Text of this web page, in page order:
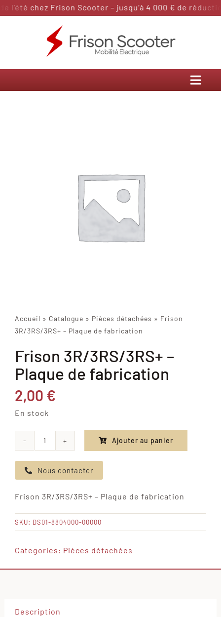
Passer
l’été chez Frison Scooter – jusqu’à 4 000 € de
Accueil » Catalogue » Pièces détachées » Frison
3R/3RS/3RS+ – Plaque de fabrication
Frison 3R/3RS/3RS+ –
Plaque de fabrication
2,00 €
En stock
de
Frison
-
Plaque
de
Ajouter au panier
Nous contacter
Frison 3R/3RS/3RS+ – Plaque de fabrication
SKU: DS01-8804000-00000
Categories: Pièces détachées
Description